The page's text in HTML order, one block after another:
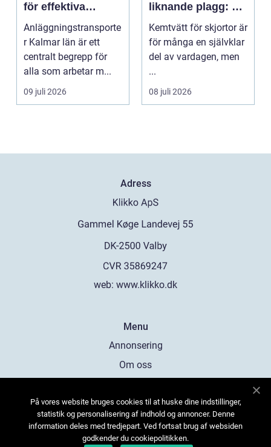
för effektiva
byggprojekt
Anläggningstransporte
r Kalmar län är ett
centralt begrepp för
alla som arbetar m...
09 juli 2026
liknande plagg: Så
fungerar
professionell
klädvård i
Kemtvätt för skjortor är
för många en självklar
del av vardagen, men
...
08 juli 2026
Adress
web: www.klikko.dk
Menu
Annonsering
Om oss
Kontakta oss
Sitemap
På vores website bruges cookies til at huske dine indstillinger,
statistik og personalisering af indhold og annoncer. Denne
information deles med tredjepart. Ved fortsat brug af websiden
godkender du cookiepolitikken.